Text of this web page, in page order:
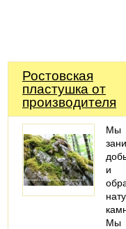
Ростовская
пластушка от
производителя
Мы
и
Мы